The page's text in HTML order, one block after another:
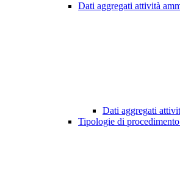
Dati aggregati attività
Dati aggregati
Tipologie di procedimento